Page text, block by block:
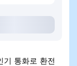
통화로 환전